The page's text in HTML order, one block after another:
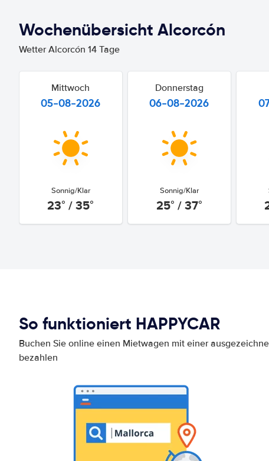
Wochenübersicht Alcorcón
Wetter Alcorcón 14 Tage
Mittwoch
05-08-2026
Sonnig/Klar
23° / 35°
Donnerstag
06-08-2026
Sonnig/Klar
25° / 37°
So funktioniert HAPPYCAR
Buchen Sie online einen Mietwagen mit einer
bezahlen